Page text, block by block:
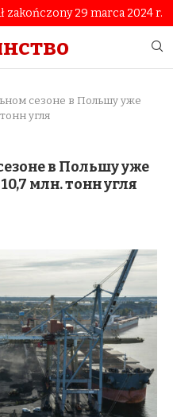
zakończony 29 marca 2024 r.
сезоне в Польшу уже
угля
в Польшу уже
млн. тонн угля